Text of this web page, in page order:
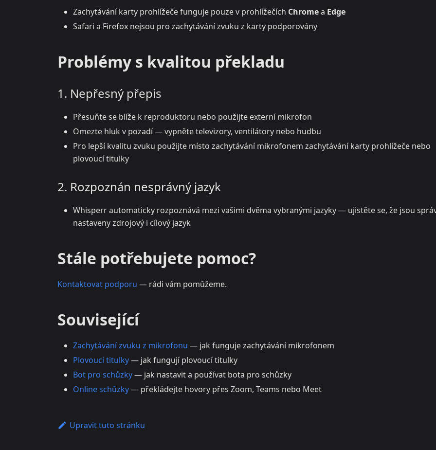
Zachytávání karty prohlížeče funguje pouze v prohlížečích Chromea Edge
Safari a Firefox nejsou pro zachytávání zvuku z karty podporovány
Problémy s kvalitou překladu
1. Nepřesný přepis
Přesuňte se blíže k reproduktoru nebo použijte externí mikrofon
Omezte hluk v pozadí — vypněte televizory, ventilátory nebo hudbu
Pro lepší kvalitu zvuku použijte místo zachytávání mikrofonem zachytávání karty prohlížeče nebo
plovoucí titulky
2. Rozpoznán nesprávný jazyk
Whisperr automaticky rozpoznává mezi vašimi dvěma vybranými jazyky — ujistěte se, že jsou
nastaveny zdrojový i cílový jazyk
Stále potřebujete pomoc?
Kontaktovat podporu — rádi vám pomůžeme.
Související
Zachytávání zvuku z mikrofonu — jak funguje zachytávání mikrofonem
Plovoucí titulky— jak fungují plovoucí titulky
Bot pro schůzky— jak nastavit a používat bota pro schůzky
Online schůzky— překládejte hovory přes Zoom, Teams nebo Meet
Upravit tuto stránku